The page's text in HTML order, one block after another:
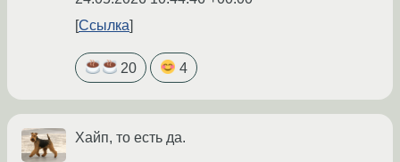
Ссылка
20 4
Хайп, то есть да.